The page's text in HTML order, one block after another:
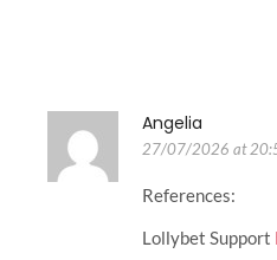
Angelia
27/07/2026 at
References:
Lollybet Support